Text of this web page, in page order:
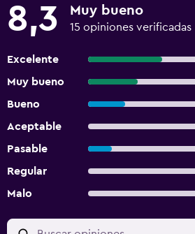
8,3 Muy bueno
15 opiniones verificadas
Excelente
Muy bueno
Bueno
Aceptable
Pasable
Regular
Malo